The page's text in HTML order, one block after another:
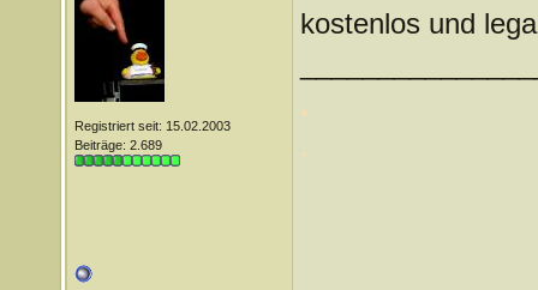
Registriert seit: 15.02.2003
Beiträge: 2.689
kostenlos und